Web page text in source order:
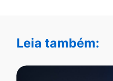
Leia também: